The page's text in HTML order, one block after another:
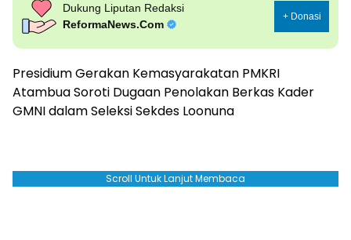
Dukung Liputan Redaksi
ReformaNews.Com
+ Donasi
Presidium Gerakan Kemasyarakatan PMKRI
Atambua Soroti Dugaan Penolakan Berkas Kader
GMNI dalam Seleksi Sekdes Loonuna
Scroll Untuk Lanjut Membaca